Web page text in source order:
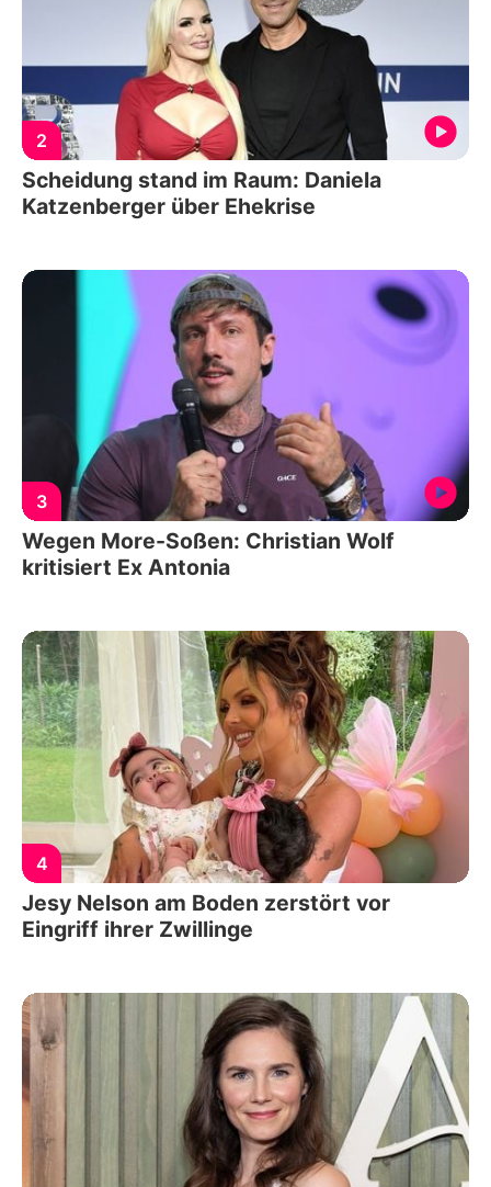
2
Scheidung stand im Raum: Daniela
Katzenberger über Ehekrise
3
Wegen More-Soßen: Christian Wolf
kritisiert Ex Antonia
4
Jesy Nelson am Boden zerstört vor
Eingriff ihrer Zwillinge